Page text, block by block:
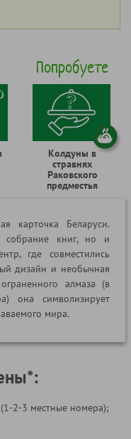
Попробуете
Колдуны в
стравнях
Раковского
предместья
карточка Беларуси.
собрание книг, но и
где совместились
дизайн и необычная
алмаза (в
она символизирует
мира.
2-3 местные номера);